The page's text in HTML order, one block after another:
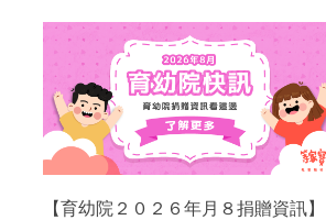
【育幼院２０２６年月８捐贈資訊】